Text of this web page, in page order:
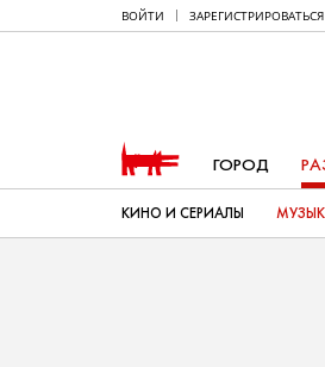
ВОЙТИ ЗАРЕГИСТРИРОВАТЬСЯ
ГОРОД
КИНО И СЕРИАЛЫ